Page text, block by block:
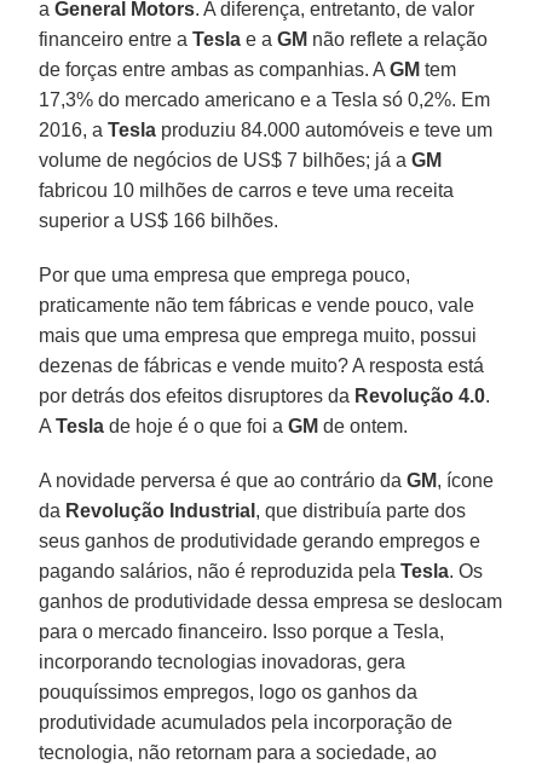
aGeneral Motors. A diferença, entretanto, de valor
financeiro entre aTesla e aGM não reflete a relação
de forças entre ambas as companhias. AGM tem
17,3% do mercado americano e a Tesla só 0,2%. Em
2016, aTesla produziu 84.000 automóveis e teve um
volume de negócios de US$ 7 bilhões; já aGM
fabricou 10 milhões de carros e teve uma receita
superior a US$ 166 bilhões.
Por que uma empresa que emprega pouco,
praticamente não tem fábricas e vende pouco, vale
mais que uma empresa que emprega muito, possui
dezenas de fábricas e vende muito? A resposta está
por detrás dos efeitos disruptores da Revolução 4.0.
ATesla de hoje é o que foi aGM de ontem.
A novidade perversa é que ao contrário daGM, ícone
da Revolução Industrial , que distribuía parte dos
seus ganhos de produtividade gerando empregos e
pagando salários, não é reproduzida pelaTesla. Os
ganhos de produtividade dessa empresa se deslocam
para o mercado financeiro. Isso porque a Tesla,
incorporando tecnologias inovadoras, gera
pouquíssimos empregos, logo os ganhos da
produtividade acumulados pela incorporação de
tecnologia, não retornam para a sociedade, ao